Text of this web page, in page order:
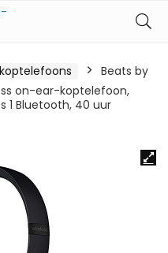
Beats by
on-ear-koptelefoon,
1 Bluetooth, 40 uur